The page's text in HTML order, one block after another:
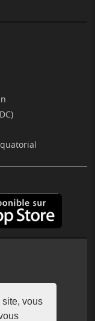
site, vous